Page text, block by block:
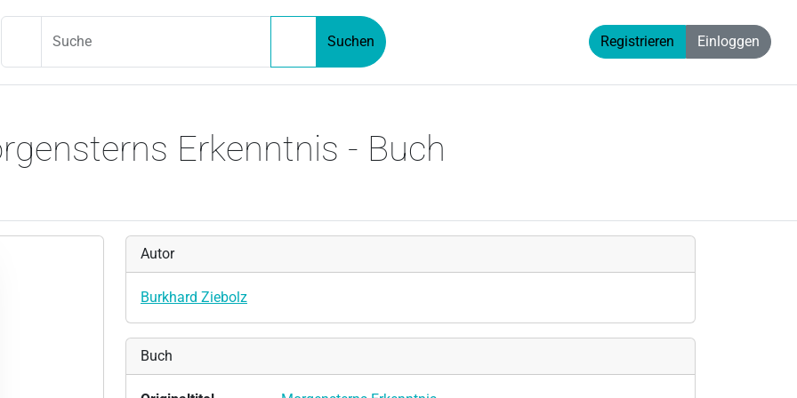
Suche Suchen Registrieren Einloggen
Erkenntnis - Buch
Autor
Burkhard Ziebolz
Buch